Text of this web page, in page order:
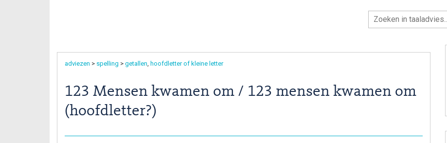
adviezen > spelling > getallen hoofdletter of kleine letter
123 Mensen kwamen om / 123 mensen kwamen om
(hoofdletter?)